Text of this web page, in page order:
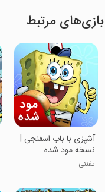
بازی‌های مرتبط
آشپزی با باب اسفنجی |
نسخه مود شده
تفننی